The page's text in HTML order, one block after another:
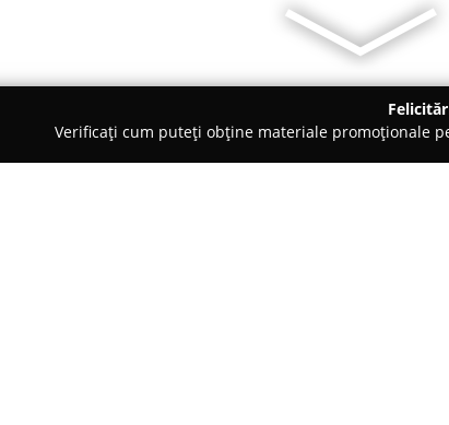
Verificați cum puteți obține materiale promoționale